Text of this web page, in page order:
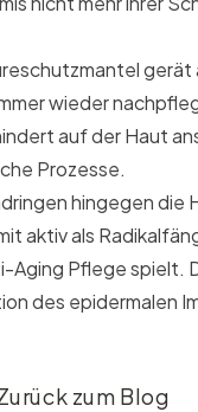
wieder
auf der Haut
Prozesse.
hingegen die
aktiv als
Aging Pflege
des epidermalen
zum Blog